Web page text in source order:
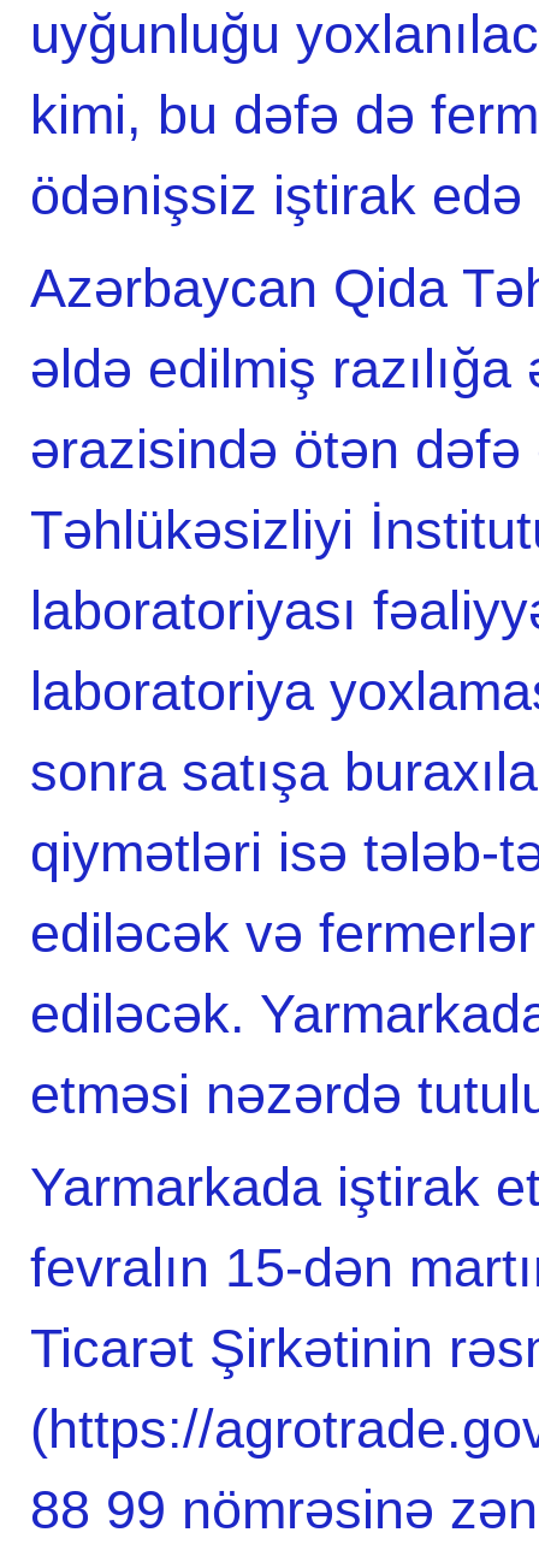
uyğunluğu
kimi, bu dəfə də
ödənişsiz iştirak edə
Azərbaycan Qida
əldə edilmiş
ərazisində ötən
Təhlükəsizliyi
laboratoriyası
laboratoriya
sonra satışa
qiymətləri isə tələb-
ediləcək və
ediləcək.
etməsi nəzərdə
Yarmarkada iştirak
fevralın 15-dən
Ticarət Şirkətinin
(https://
88 99 nömrəsinə